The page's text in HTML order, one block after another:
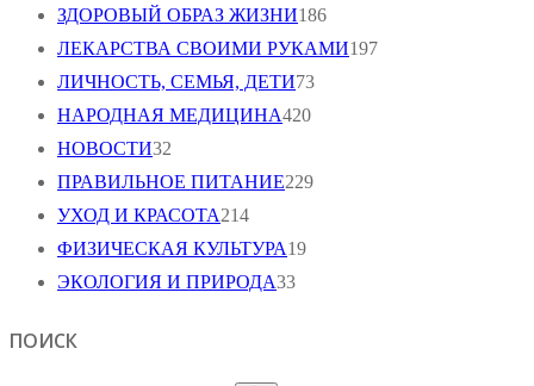
ЗДОРОВЫЙ ОБРАЗ ЖИЗНИ186
ЛЕКАРСТВА СВОИМИ РУКАМИ197
ЛИЧНОСТЬ, СЕМЬЯ, ДЕТИ73
НАРОДНАЯ МЕДИЦИНА420
НОВОСТИ32
ПРАВИЛЬНОЕ ПИТАНИЕ229
УХОД И КРАСОТА214
ФИЗИЧЕСКАЯ КУЛЬТУРА19
ЭКОЛОГИЯ И ПРИРОДА33
ПОИСК